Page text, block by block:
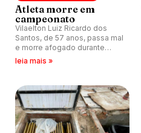
Atleta morre em
campeonato
Vilaelton Luiz Ricardo dos
Santos, de 57 anos, passa mal
e morre afogado durante
competição em Maceió (AL).
leia mais »